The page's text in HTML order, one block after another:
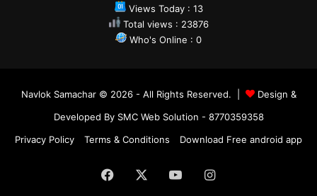
Views Today : 13
Total views : 23876
Who's Online : 0
Navlok Samachar © 2026 - All Rights Reserved. |
Design &
Developed By SMC Web Solution - 8770359358
Privacy Policy
Terms & Conditions Download Free android app
Facebook YouTubeInstagram